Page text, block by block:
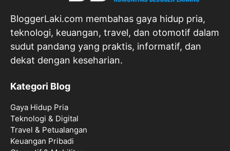
BloggerLaki.com membahas gaya hidup pria,
teknologi, keuangan, travel, dan otomotif dalam
sudut pandang yang praktis, informatif, dan
dekat dengan keseharian.
Kategori Blog
Gaya Hidup Pria
Teknologi & Digital
Travel & Petualangan
Keuangan Pribadi